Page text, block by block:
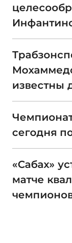
известны
сегодня
«Сабах»
матче